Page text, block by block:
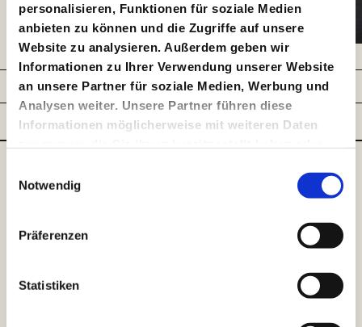
personalisieren, Funktionen für soziale Medien
anbieten zu können und die Zugriffe auf unsere
Website zu analysieren. Außerdem geben wir
Informationen zu Ihrer Verwendung unserer Website
an unsere Partner für soziale Medien, Werbung und
Analysen weiter. Unsere Partner führen diese
Informationen möglicherweise mit weiteren Daten
gesammelt haben.
Notwendig
Präferenzen
Statistiken
Copyright ©: Matthis Röpke
Schule Lehrer*innen
Schüler*innen Schulklassen
Für Lehrer*innen
Ob nun „mehr Kunst“ oder „mehr Pädagogik“ unsere
Arbeit ausmacht, ist mittlerweile nebensächlich. Die
sind das Entscheidende. Unsere größten
Mitstreiter*innen bleiben die Multiplikator*innen, denen